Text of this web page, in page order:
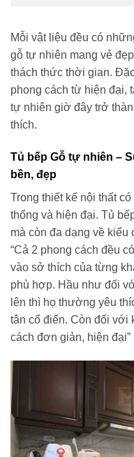
Mỗi vật liệu đều có
gỗ tự nhiên mang vẻ
thách thức thời gian.
phong cách từ hiện đại,
tự nhiên giờ đây trở
thích.
Tủ bếp Gỗ tự nhiên –
bền, đẹp
Trong thiết kế nội thất
thống và hiện đại. Tủ
mà còn đa dạng về
“Cả 2 phong cách đều
vào sở thích của từng
phù hợp. Hầu như đối
lên thì họ thường yêu
tân cổ điển. Còn đối với
cách đơn giản, hiện đại”